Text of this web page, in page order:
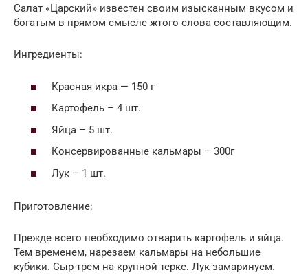
Салат «Царский» известен своим изысканным вкусом и
богатым в прямом смысле жтого слова составляющим.
Ингредиенты:
Красная икра — 150 г
Картофель – 4 шт.
Яйца – 5 шт.
Консервированные кальмары – 300г
Лук – 1 шт.
Приготовление:
Прежде всего необходимо отварить картофель и яйца.
Тем временем, нарезаем кальмары на небольшие
кубики. Сыр трем на крупной терке. Лук замаринуем.